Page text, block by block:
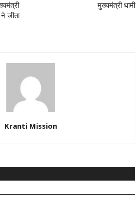
जीता
मुख्यमंत्री धामी
Kranti Mission